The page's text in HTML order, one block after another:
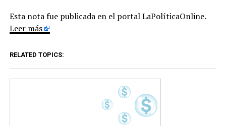
Esta nota fue publicada en el portal LaPolíticaOnline.
Leer más
RELATED TOPICS: